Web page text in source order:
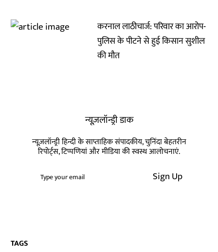
करनाल लाठीचार्ज: परिवार का आरोप-
पुलिस के पीटने से हुई किसान सुशील
की मौत
न्यूज़लॉन्ड्री डाक
न्यूज़लॉन्ड्री हिन्दी के साप्ताहिक संपादकीय, चुनिंदा बेहतरीन
रिपोर्ट्स, टिप्पणियां और मीडिया की स्वस्थ आलोचनाएं.
Sign Up
TAGS